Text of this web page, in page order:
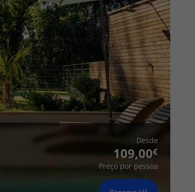
Desde
109,00
Preço por pessoa